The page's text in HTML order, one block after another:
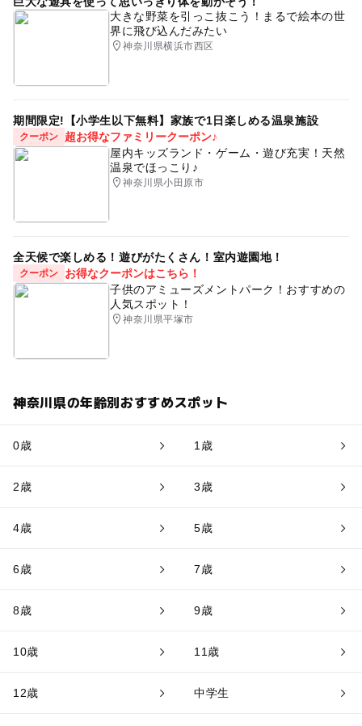
大きな野菜を引っこ抜こう！まるで絵本の世
界に飛び込んだみたい
神奈川県横浜市西区
期間限定!【小学生以下無料】家族で1日楽しめる温泉施設
クーポン
超お得なファミリークーポン♪
屋内キッズランド・ゲーム・遊び充実！天然
温泉でほっこり♪
神奈川県小田原市
全天候で楽しめる！遊びがたくさん！室内遊園地！
クーポン
お得なクーポンはこちら！
子供のアミューズメントパーク！おすすめの
人気スポット！
神奈川県平塚市
神奈川県の年齢別おすすめスポット
0歳 1歳
2歳 3歳
4歳 5歳
6歳 7歳
8歳 9歳
10歳 11歳
12歳 中学生